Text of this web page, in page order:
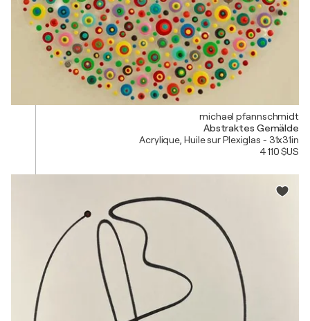
michael pfannschmidt
Abstraktes Gemälde
Acrylique, Huile sur Plexiglas - 31x31in
4 110 $US